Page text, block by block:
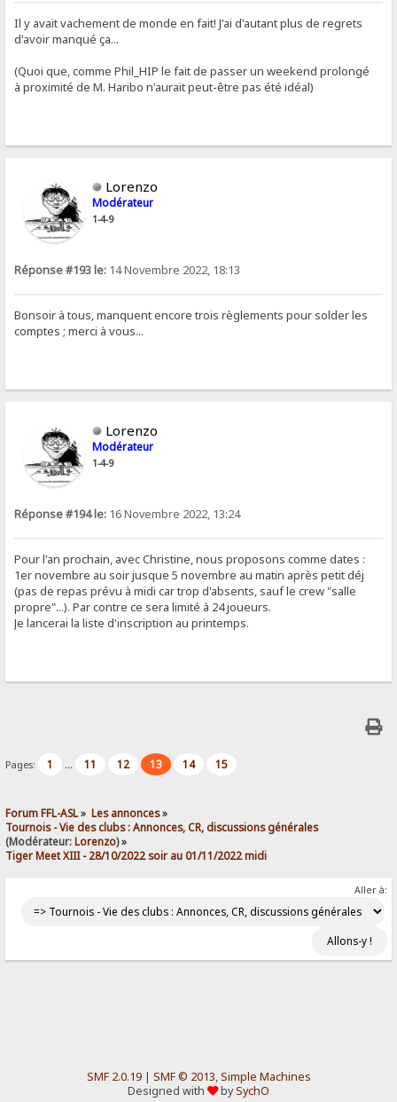
Il y avait vachement de monde en fait! J'ai d'autant plus de regrets
d'avoir manqué ça...
(Quoi que, comme Phil_HIP le fait de passer un weekend prolongé
à proximité de M. Haribo n'aurait peut-être pas été idéal)
Lorenzo
Modérateur
1-4-9
Réponse #193 le: 14 Novembre 2022, 18:13
Bonsoir à tous, manquent encore trois règlements pour solder les
comptes ; merci à vous...
Lorenzo
Modérateur
1-4-9
Réponse #194 le: 16 Novembre 2022, 13:24
Pour l'an prochain, avec Christine, nous proposons comme dates :
1er novembre au soir jusque 5 novembre au matin après petit déj
(pas de repas prévu à midi car trop d'absents, sauf le crew "salle
propre"...). Par contre ce sera limité à 24 joueurs.
Je lancerai la liste d'inscription au printemps.
Pages: 1 ... 11 12 13 14 15
Forum FFL-ASL» Les annonces»
Tournois - Vie des clubs : Annonces, CR, discussions générales
(Modérateur:Lorenzo) »
Tiger Meet XIII - 28/10/2022 soir au 01/11/2022 midi
Aller à:
SMF 2.0.19| SMF © 2013,Simple Machines
Designed with
bySychO